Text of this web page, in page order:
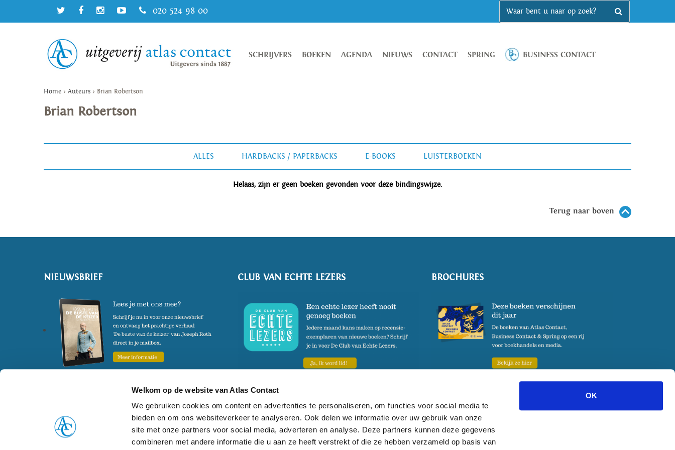
Welkom op de website van Atlas Contact
We gebruiken cookies om content en advertenties te personaliseren, om functies voor social media te
bieden en om ons websiteverkeer te analyseren. Ook delen we informatie over uw gebruik van onze
site met onze partners voor social media, adverteren en analyse. Deze partners kunnen deze gegevens
combineren met andere informatie die u aan ze heeft verstrekt of die ze hebben verzameld op basis van
OK
020 524 98 00
SCHRIJVERS BOEKEN AGENDA NIEUWS CONTACT SPRING BUSINESS CONTACT
Home > Auteurs > Brian Robertson
Brian Robertson
ALLES HARDBACKS / PAPERBACKS E-BOOKS LUISTERBOEKEN
Helaas, zijn er geen boeken gevonden voor deze bindingswijze.
Terug naar boven
NIEUWSBRIEF CLUB VAN ECHTE LEZERS BROCHURES
© 2026 Atlas Contact Alle rechten voorbehouden Disclaimer Cookies Cookie instellingen Privacy statement T:020 524 98 00 E:info@atlascontact.nl